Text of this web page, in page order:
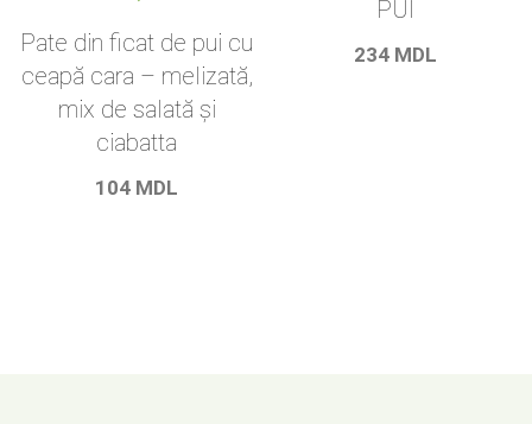
Pate din ficat de pui cu
ceapă cara – melizată,
mix de salată și
ciabatta
104 MDL
PUI
234 MDL